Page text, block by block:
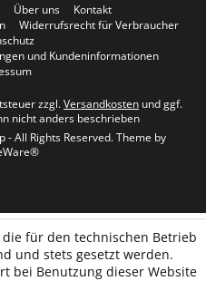
Über uns
Kontakt
Widerrufsrecht für Verbraucher
und Kundeninformationen
zzgl.Versandkosten und ggf.
nicht anders beschrieben
All Rights Reserved. Theme by
die für den technischen Betrieb
und stets gesetzt werden.
bei Benutzung dieser Website